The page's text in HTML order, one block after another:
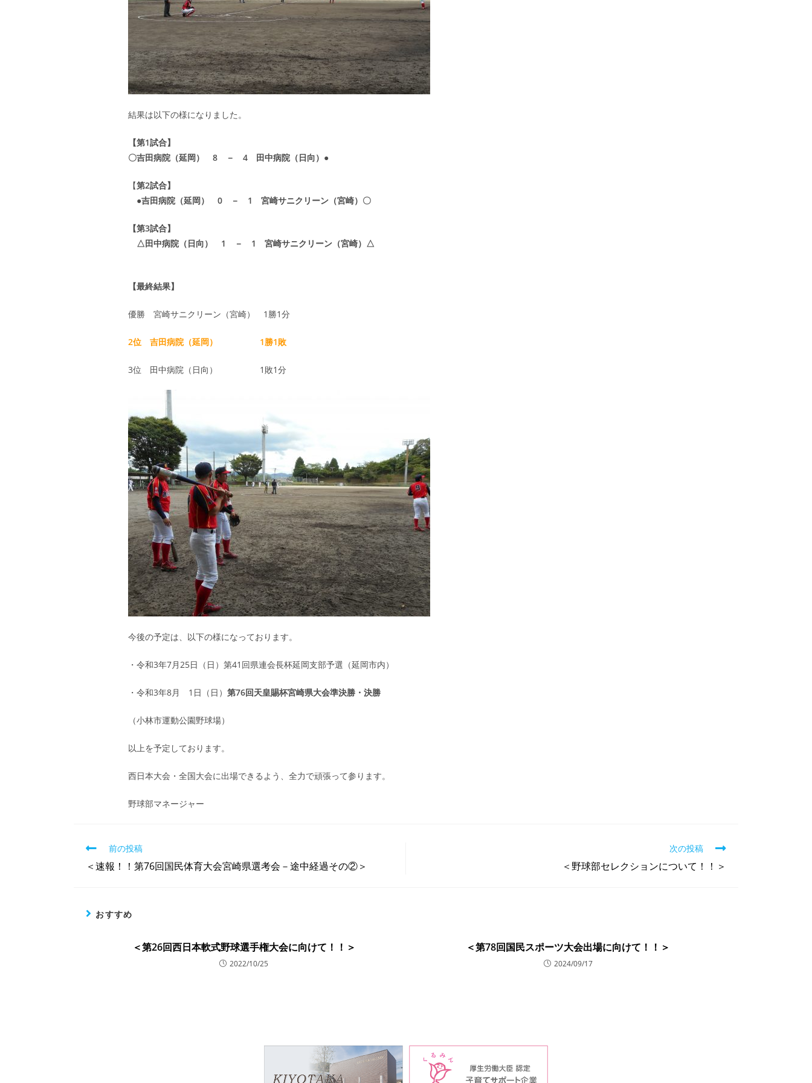
結果は以下の様になりました。
【第1試合】
〇吉田病院（延岡） 8 － 4 田中病院（日向）●
【第2試合】
●吉田病院（延岡） 0 － 1 宮崎サニクリーン（宮崎）〇
【第3試合】
△田中病院（日向） 1 － 1 宮崎サニクリーン（宮崎）△
【最終結果】
優勝 宮崎サニクリーン（宮崎） 1勝1分
2位 吉田病院（延岡） 1勝1敗
3位 田中病院（日向） 1敗1分
今後の予定は、以下の様になっております。
・令和3年7月25日（日）第41回県連会長杯延岡支部予選（延岡市内）
・令和3年8月 1日（日） 第76回天皇賜杯宮崎県大会準決勝・決勝
（小林市運動公園野球場）
以上を予定しております。
西日本大会・全国大会に出場できるよう、全力で頑張って参ります。
野球部マネージャー
前の投稿
＜速報！！第76回国民体育大会宮崎県選考会－途中経過その②＞
次の投稿
＜野球部セレクションについて！！＞
おすすめ
＜第26回西日本軟式野球選手権大会に向けて！！＞
2022/10/25
＜第78回国民スポーツ大会出場に向けて！！＞
2024/09/17